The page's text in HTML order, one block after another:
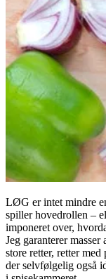
LØG er intet mindre
spiller hovedrollen –
imponeret over,
Jeg garanterer
store retter, retter
der selvfølgelig også